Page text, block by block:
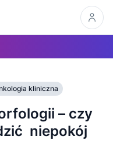
kliniczna
– czy
niepokój